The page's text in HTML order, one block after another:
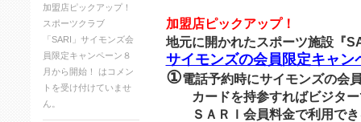
加盟店ピックアップ！
スポーツクラブ
「SARI」サイモンズ会
員限定キャンペーン８
月から開始！ は コメン
トを受け付けていませ
ん。
加盟店ピックアップ！
地元に開かれたスポーツ施設『
サイモンズの会員限定キャン
①電話予約時にサイモンズの会
カードを持参すればビジター
ＳＡＲＩ会員料金で利用でき